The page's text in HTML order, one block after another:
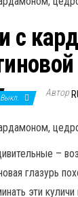
с
Выкл. Автор
–
глазурь
эти